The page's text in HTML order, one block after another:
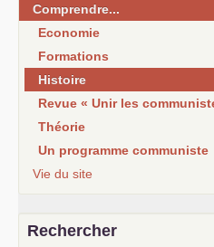
Comprendre...
Economie
Formations
Histoire
Revue « Unir les
Théorie
Un programme communiste
Vie du site
Rechercher